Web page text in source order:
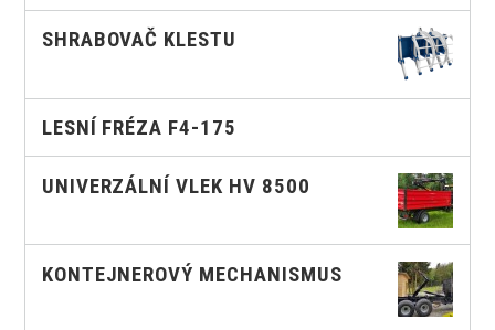
SHRABOVAČ KLESTU
LESNÍ FRÉZA F4-175
UNIVERZÁLNÍ VLEK HV 8500
KONTEJNEROVÝ MECHANISMUS